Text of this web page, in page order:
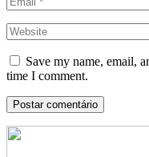
Save my name, email,
time I comment.